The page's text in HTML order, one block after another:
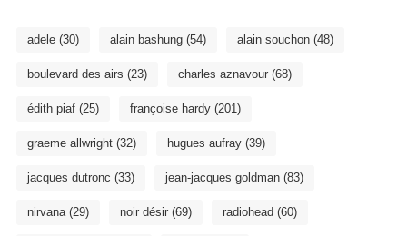
adele(30) alain bashung(54) alain souchon(48)
boulevard des airs (23) charles aznavour(68)
édith piaf(25) françoise hardy(201)
graeme allwright(32) hugues aufray(39)
jacques dutronc (33) jean-jacques goldman(83)
nirvana(29) noir désir(69) radiohead (60)